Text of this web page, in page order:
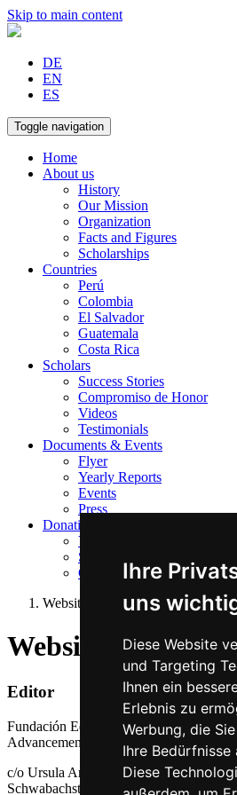
Ihre
uns
Diese Website
und Targeting
Ihnen ein
Erlebnis zu
Werbung, die
Ihre Bedürfnisse
Diese
Skip to main content
DE
EN
ES
Toggle navigation
Home
About us
History
Our Mission
Organization
Facts and Figures
Scholarships
Countries
Perú
Colombia
El Salvador
Guatemala
Costa Rica
Scholars
Success Stories
Compromiso de Honor
Videos
Testimonials
Documents & Events
Flyer
Yearly Reports
Events
Press
Donations
Your Donation
Strategic Partnership
Circle of Friends
Website credit
Website credits
Editor
Fundación Educación - A Swiss
Advancement in Latin America
c/o Ursula Arenas Meier
Schwabachstrasse75